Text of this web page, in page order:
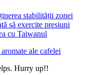
stabilității zonei
să exercite presiuni
cu Taiwanul
aromate ale cafelei
Hurry up!!